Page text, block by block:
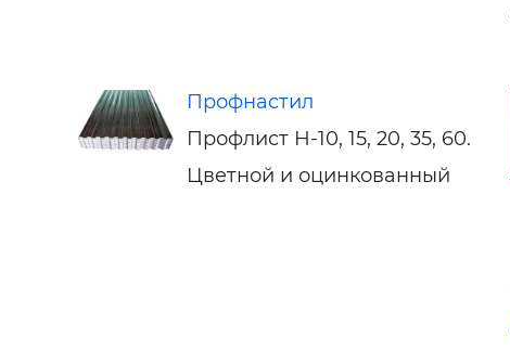
Профнастил
Профлист Н-10, 15, 20, 35, 60.
Цветной и оцинкованный